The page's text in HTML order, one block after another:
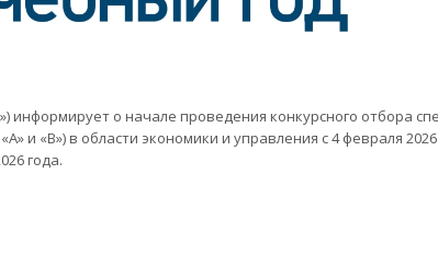
о начале проведения конкурсного отбора
и «В») в области экономики и управления с 4 февраля
года.